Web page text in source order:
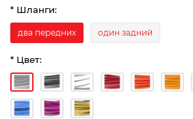
* Шланги:
два передних один задний
* Цвет: